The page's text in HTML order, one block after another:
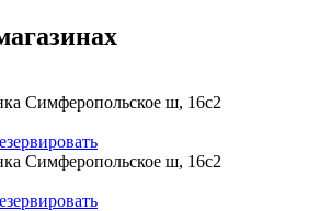
ш, 16с2
ш, 16с2